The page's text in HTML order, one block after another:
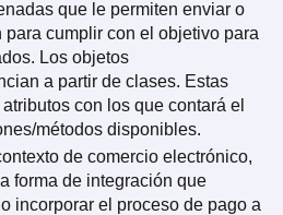
que le permiten enviar o
para cumplir con el objetivo para
Los objetos
a partir de clases. Estas
con los que contará el
métodos disponibles.
de comercio electrónico,
forma de integración que
incorporar el proceso de pago a